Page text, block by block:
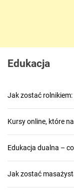
Edukacja
Jak zostać
Kursy online, które
Edukacja dualna –
Jak zostać